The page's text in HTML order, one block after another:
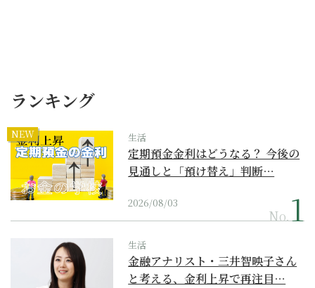
ランキング
NEW 生活
定期預金金利はどうなる？ 今後の
見通しと「預け替え」判断…
2026/08/03
No.
生活
金融アナリスト・三井智映子さん
と考える、金利上昇で再注目…